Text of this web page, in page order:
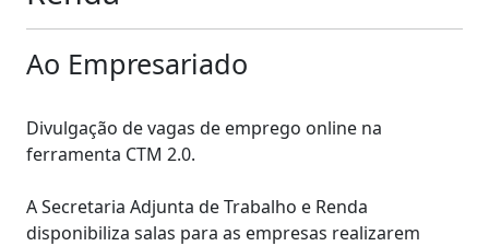
Ao Empresariado
Divulgação de vagas de emprego online na
ferramenta CTM 2.0.
A Secretaria Adjunta de Trabalho e Renda
disponibiliza salas para as empresas realizarem